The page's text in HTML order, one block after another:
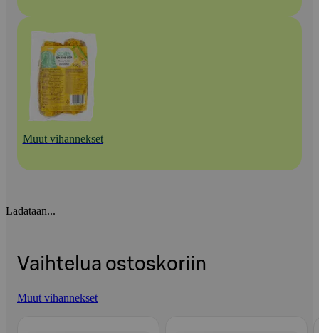
Muut vihannekset
Ladataan...
Vaihtelua ostoskoriin
Muut vihannekset